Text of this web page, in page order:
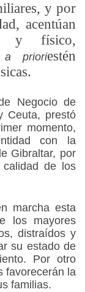
y por
acentúan
y físico,
a prioriestén
Negocio de
Ceuta, prestó
momento,
con la
Gibraltar, por
de los
marcha esta
los mayores
distraídos y
su estado de
Por otro
favorecerán la
familias.